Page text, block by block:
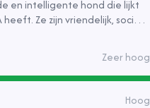
en intelligente hond die lijkt
Ze zijn vriendelijk, sociaal
Zeer hoog
Hoog